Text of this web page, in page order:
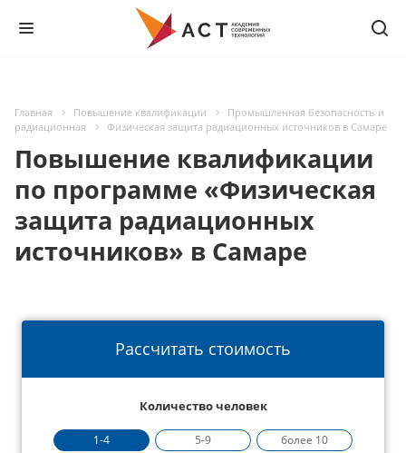
Главная Повышение квалификации
Промышленная безопасность и
радиационная
Физическая защита радиационных источников в Самаре
Повышение квалификации
по программе «Физическая
защита радиационных
источников» в Самаре
Рассчитать стоимость
Количество человек
1-4 5-9 более 10